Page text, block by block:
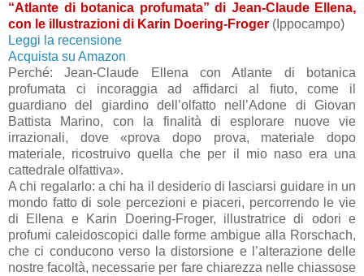
“Atlante di botanica profumata” di Jean-Claude Ellena,
con le illustrazioni di Karin Doering-Froger (Ippocampo)
Leggi la recensione
Acquista su Amazon
Perché: Jean-Claude Ellena con Atlante di botanica
profumata ci incoraggia ad affidarci al fiuto, come il
guardiano del giardino dell’olfatto nell’Adone di Giovan
Battista Marino, con la finalità di esplorare nuove vie
irrazionali, dove «prova dopo prova, materiale dopo
materiale, ricostruivo quella che per il mio naso era una
cattedrale olfattiva».
A chi regalarlo: a chi ha il desiderio di lasciarsi guidare in un
mondo fatto di sole percezioni e piaceri, percorrendo le vie
di Ellena e Karin Doering-Froger, illustratrice di odori e
profumi caleidoscopici dalle forme ambigue alla Rorschach,
che ci conducono verso la distorsione e l’alterazione delle
nostre facoltà, necessarie per fare chiarezza nelle chiassose